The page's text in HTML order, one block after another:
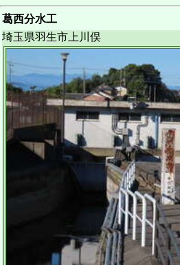
葛西分水工
埼玉県羽生市上川俣